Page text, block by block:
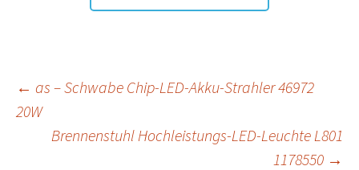
Beitragsnavigation
← as – Schwabe Chip-LED-Akku-Strahler 46972
20W
Brennenstuhl Hochleistungs-LED-Leuchte L801
1178550 →